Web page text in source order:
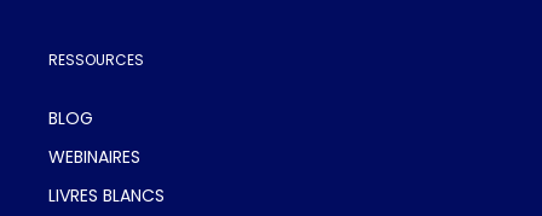
RESSOURCES
BLOG
WEBINAIRES
LIVRES BLANCS